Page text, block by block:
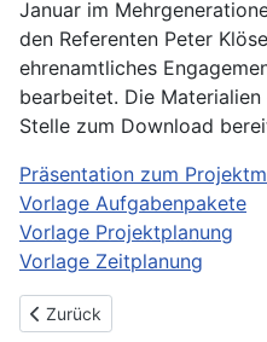
Januar im
den Referenten Peter
ehrenamtliches
bearbeitet. Die
Stelle zum Download
Präsentation zum
Vorlage Aufgabenpakete
Vorlage Projektplanung
Vorlage Zeitplanung
Vorheriger Beitrag: Fit für die
Zurück